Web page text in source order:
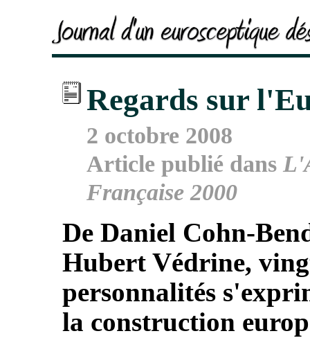
Regards sur
2 octobre 2008
Article publié dans
Française 2000
De Daniel Cohn-
Hubert Védrine,
personnalités
la construction